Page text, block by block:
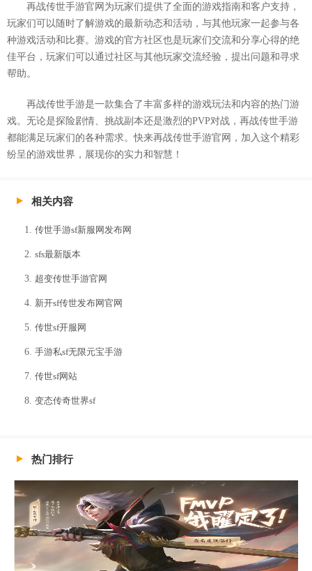
再战传世手游官网为玩家们提供了全面的游戏指南和客户支持，
玩家们可以随时了解游戏的最新动态和活动，与其他玩家一起参与各
种游戏活动和比赛。游戏的官方社区也是玩家们交流和分享心得的绝
佳平台，玩家们可以通过社区与其他玩家交流经验，提出问题和寻求
帮助。
再战传世手游是一款集合了丰富多样的游戏玩法和内容的热门游
戏。无论是探险剧情、挑战副本还是激烈的PVP对战，再战传世手游
都能满足玩家们的各种需求。快来再战传世手游官网，加入这个精彩
纷呈的游戏世界，展现你的实力和智慧！
相关内容
传世手游sf新服网发布网
sfs最新版本
超变传世手游官网
新开sf传世发布网官网
传世sf开服网
手游私sf无限元宝手游
传世sf网站
变态传奇世界sf
热门排行